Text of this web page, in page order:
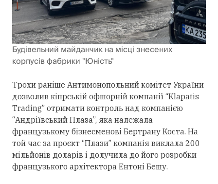
Будівельний майданчик на місці знесених
корпусів фабрики "Юність"
Трохи раніше Антимонопольний комітет України
дозволив кіпрській офшорній компанії “Klapatis
Trading” отримати контроль над компанією
“Андріївський Плаза”, яка належала
французькому бізнесменові Бертрану Коста. На
той час за проєкт “Плази” компанія виклала 200
мільйонів доларів і долучила до його розробки
французького архітектора Ентоні Бешу.